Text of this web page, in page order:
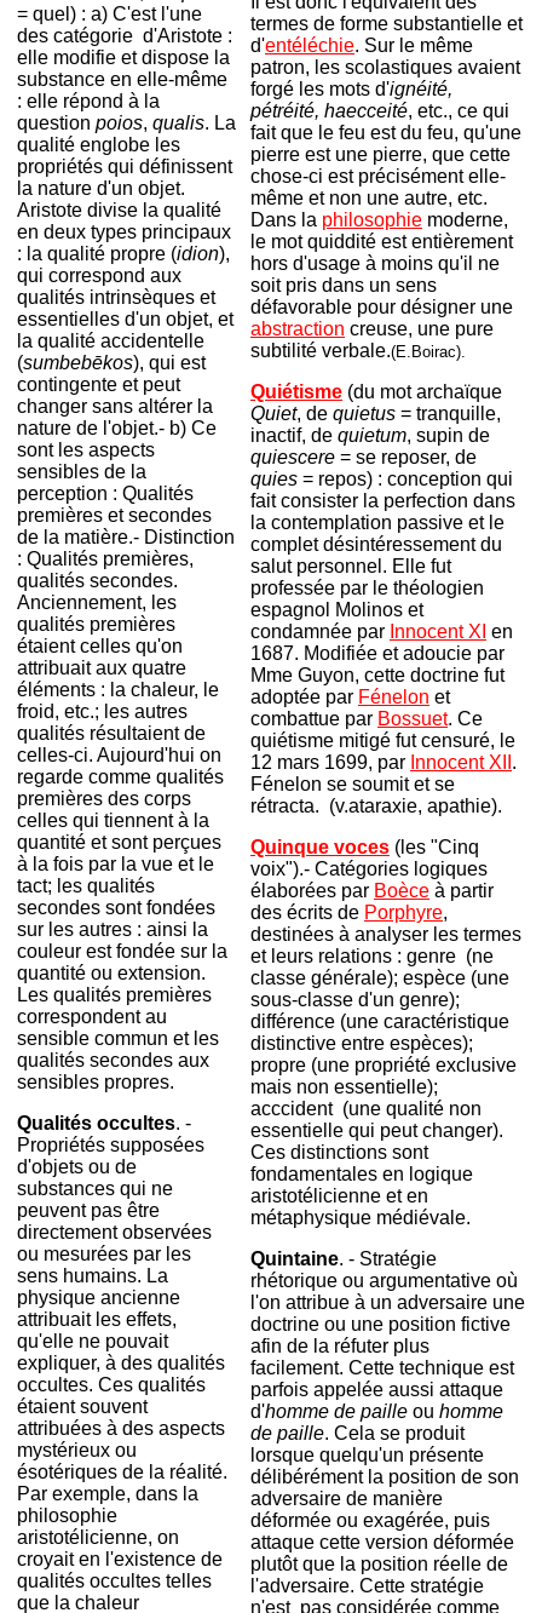
= quel) : a) C'est l'une
des catégorie d'Aristote :
elle modifie et dispose la
substance en elle-même
: elle répond à la
question poios, qualis. La
qualité englobe les
propriétés qui définissent
la nature d'un objet.
Aristote divise la qualité
en deux types principaux
: la qualité propre (idion),
qui correspond aux
qualités intrinsèques et
essentielles d'un objet, et
la qualité accidentelle
(sumbebēkos), qui est
contingente et peut
changer sans altérer la
nature de l'objet.- b) Ce
sont les aspects
sensibles de la
perception : Qua lités
premières et secondes
de la matière.- Distinction
: Qualités premières,
qualités secondes.
Anciennement, les
qualités premières
étaient celles qu'on
attribuait aux quatre
éléments : la chaleur, le
froid, etc.; les autres
qualités résultaient de
celles-ci. Aujourd'hui on
regarde comme qualités
premières des corps
celles qui tiennent à la
quantité et sont perçues
à la fois par la vue et le
tact; les qualités
secondes sont fondées
sur les autres : ainsi la
couleur est fondée sur la
quantité ou extension.
Les qualités premières
correspondent au
sensible commun et les
qualités secondes aux
sensibles propres.
Qualités occultes. -
Propriétés supposées
d'objets ou de
substances qui ne
peuvent pas être
directement observées
ou mesurées par les
sens humains. La
physique ancienne
attribuait les effets,
qu'elle ne pouvait
expliquer, à des qualités
occultes. Ces qualités
étaient souvent
attribuées à des aspects
mystérieux ou
ésotériques de la réalité.
Par exemple, dans la
philosophie
aristotélicienne, on
croyait en l'existence de
qualités occultes telles
que la chaleur
termes de forme substantielle et
d'entéléchie. Sur le même
patron, les scolastiques avaient
forgé les mots d'ignéité,
pétréité, haecceité, etc., ce qui
fait que le feu est du feu, qu'une
pierre est une pierre, que cette
chose-ci est précisément elle-
même et non une autre, etc.
Dans la philosophie moderne,
le mot quiddité est entièrement
hors d'usage à moins qu'il ne
soit pris dans un sens
défavorable pour désigner une
abstraction creuse, une pure
subtilité verbale.(E.Boirac).
Quiétisme (du mot archaïque
Quiet, de quietus = tranquille,
inactif, de quietum, supin de
quiescere = se reposer, de
quies = repos) : conception qui
fait consister la perfection dans
la contemplation passive et le
complet désintéressement du
salut personnel. Elle fut
professée par le théologien
espagnol Molinos et
condamnée par Innocent XI en
1687. Modifiée et adoucie par
Mme Guyon, cette doctrine fut
adoptée par Fénelon et
combattue par Bossuet. Ce
quiétisme mitigé fut censuré, le
12 mars 1699, par Innocent XII .
Fénelon se soumit et se
rétracta. (v.ataraxie, apathie).
Quinque voces (les "Cinq
voix").- Catégories logiques
élaborées par Boèce à partir
des écrits de Porphyre,
destinées à analyser les termes
et leurs relations : genre (ne
classe générale); espèce (une
sous-classe d'un genre);
différence (une caractéristique
distinctive entre espèces);
propre (une propriété exclusive
mais non essentielle);
acccident (une qualité non
essentielle qui peut changer).
Ces distinctions sont
fondamentales en logique
aristotélicienne et en
métaphysique médiévale.
Quintaine. - Stratégie
rhétorique ou argumentative où
l'on attribue à un adversaire une
doctrine ou une position fictive
afin de la réfuter plus
facilement. Cette technique est
parfois appelée aussi attaque
d'homme de paille ou homme
de paille. Cela se produit
lorsque quelqu'un présente
délibérément la position de son
adversaire de manière
déformée ou exagérée, puis
attaque cette version déformée
plutôt que la position réelle de
l'adversaire. Cette stratégie
n'est pas considérée comme